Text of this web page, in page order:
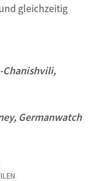
gleichzeitig
Chanishvili,
Germanwatch